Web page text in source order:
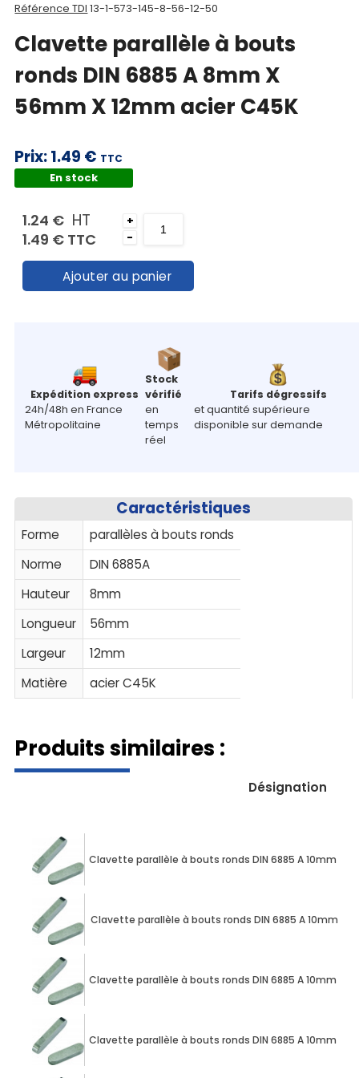
panier
Contact
Référence TDI 13-1-573-145-8-56-12-50
Clavette parallèle à bouts
ronds DIN 6885 A 8mm X
56mm X 12mm acier C45K
Prix:1.49 € TTC
En stock
1.24 € HT
1.49 € TTC
+
-
Ajouter au panier
Expédition express
24h/48h en France
Métropolitaine
Stock
vérifié
en
temps
réel
Tarifs dégressifs
et quantité supérieure
disponible sur demande
Caractéristiques
Forme
parallèles à bouts ronds
Norme
DIN 6885A
Hauteur
8mm
Longueur
56mm
Largeur
12mm
Matière
acier C45K
Produits similaires :
Désignation
Clavette parallèle à bouts ronds DIN 6885 A 10mm X
Clavette parallèle à bouts ronds DIN 6885 A 10mm X
Clavette parallèle à bouts ronds DIN 6885 A 10mm X
Clavette parallèle à bouts ronds DIN 6885 A 10mm X